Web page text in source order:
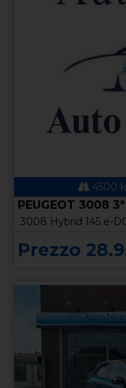
4500
PEUGEOT 3008
3008 Hybrid 145 e-
Prezzo